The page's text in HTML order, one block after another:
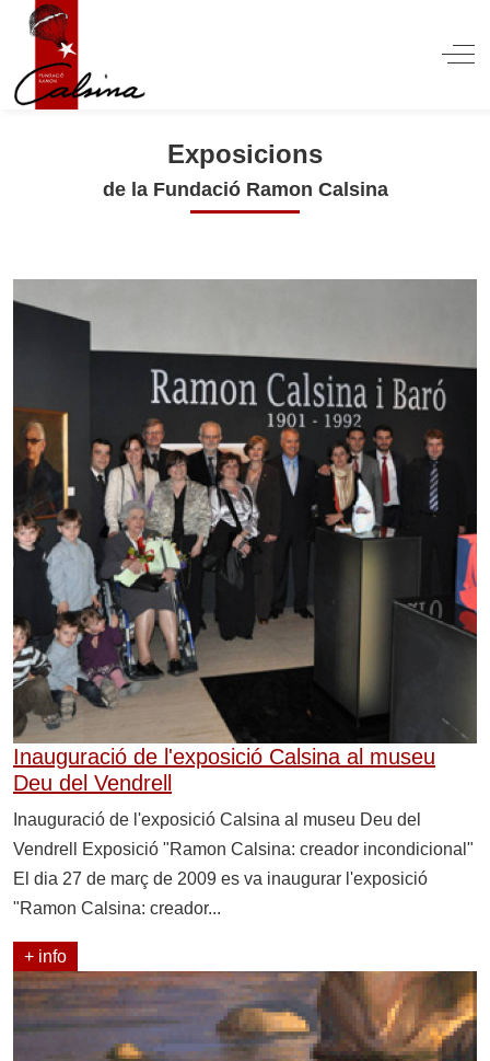
Off-
Exposicions
de la Fundació Ramon Calsina
Inauguració de l'exposició Calsina al museu
Deu del Vendrell
Inauguració de l'exposició Calsina al museu Deu del
Vendrell Exposició "Ramon Calsina: creador incondicional"
El dia 27 de març de 2009 es va inaugurar l'exposició
"Ramon Calsina: creador...
+ info